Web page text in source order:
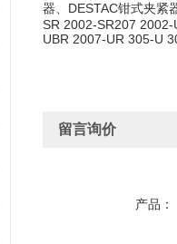
器、DESTAC钳式夹紧
SR 2002-SR207
UBR 2007-UR 305-U
留言询价
产品：